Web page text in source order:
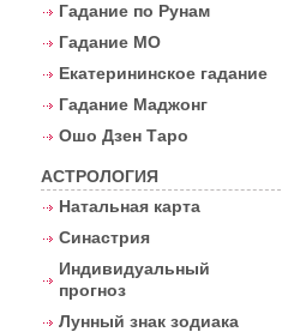
Гадание по Рунам
Гадание МО
Екатерининское гадание
Гадание Маджонг
Ошо Дзен Таро
АСТРОЛОГИЯ
Натальная карта
Синастрия
Индивидуальный
прогноз
Лунный знак зодиака